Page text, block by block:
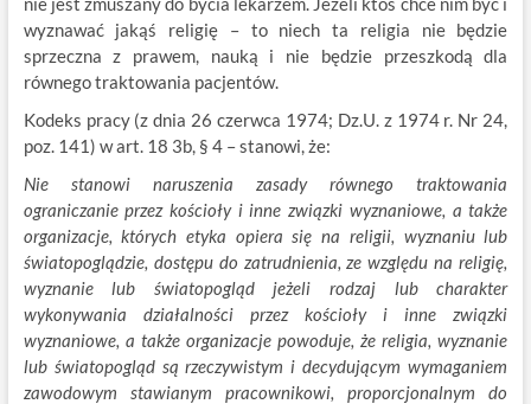
wyznawać jakąś religię – to niech ta religia nie będzie
sprzeczna z prawem, nauką i nie będzie przeszkodą dla
równego traktowania pacjentów.
Kodeks pracy (z dnia 26 czerwca 1974; Dz.U. z 1974 r. Nr 24,
poz. 141) w art. 18 3b, § 4 – stanowi, że:
Nie stanowi naruszenia zasady równego traktowania
ograniczanie przez kościoły i inne związki wyznaniowe, a także
organizacje, których etyka opiera się na religii, wyznaniu lub
światopoglądzie, dostępu do zatrudnienia, ze względu na religię,
wyznanie lub światopogląd jeżeli rodzaj lub charakter
wykonywania działalności przez kościoły i inne związki
wyznaniowe, a także organizacje powoduje, że religia, wyznanie
lub światopogląd są rzeczywistym i decydującym wymaganiem
zawodowym stawianym pracownikowi, proporcjonalnym do